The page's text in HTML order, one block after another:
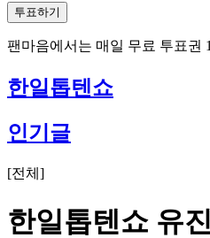
투표하기
팬마음에서는 매일 무료 투표권
한일톱텐쇼
인기글
[전체 ]
한일톱텐쇼 유